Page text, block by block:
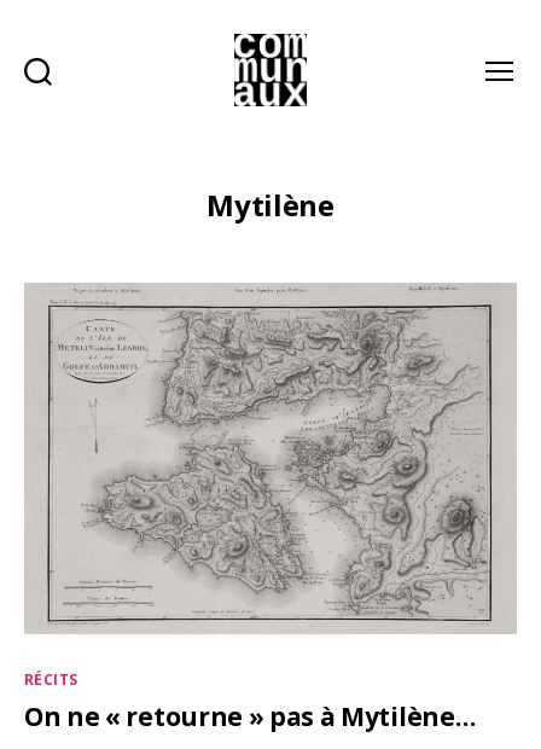
Mytilène
Catégories
RÉCITS
On ne « retourne » pas à Mytilène…